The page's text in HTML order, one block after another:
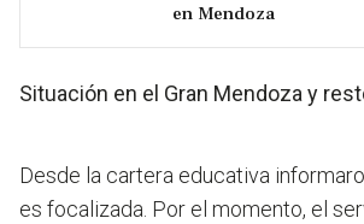
en Mendoza
Situación en el Gran Mendoza y
Desde la cartera educativa
es focalizada. Por el momento, el